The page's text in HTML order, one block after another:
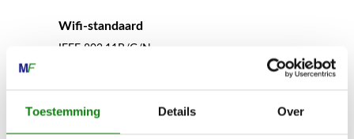
Toestemming Details Over
Wifi-standaard
IEEE 802.11B/G/N